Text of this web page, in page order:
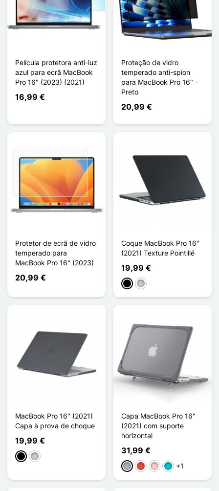
Película protetora anti-luz
azul para ecrã MacBook
Pro 16" (2023) (2021)
16,99 €
Proteção de vidro
temperado anti-spion
para MacBook Pro 16" -
Preto
20,99 €
Protetor de ecrã de vidro
temperado para
MacBook Pro 16" (2023)
20,99 €
Coque MacBook Pro 16"
(2021) Texture Pointillé
19,99 €
PretoTransparente
MacBook Pro 16" (2021)
Capa à prova de choque
19,99 €
PretoTransparente
Capa MacBook Pro 16"
(2021) com suporte
horizontal
31,99 €
CinzentoVermelho
RosaTurquesa
+1